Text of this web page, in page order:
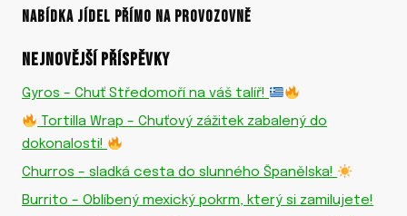
NABÍDKA JÍDEL PŘÍMO NA PROVOZOVNĚ
NEJNOVĚJŠÍ PŘÍSPĚVKY
Gyros – Chuť Středomoří na váš talíř!
Tortilla Wrap – Chuťový zážitek zabalený do
dokonalosti!
Churros – sladká cesta do slunného Španělska!
Burrito – Oblíbený mexický pokrm, který si zamilujete!